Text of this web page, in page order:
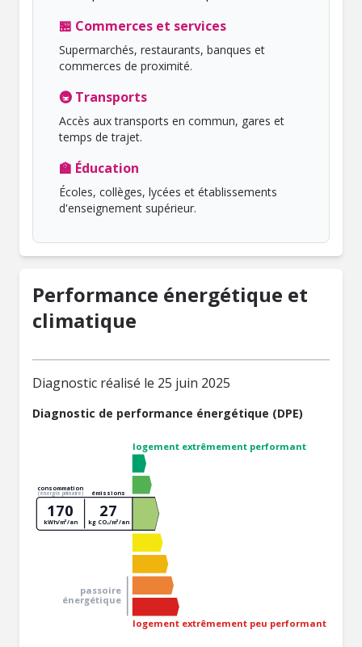
🏪 Commerces et services
Supermarchés, restaurants, banques et
commerces de proximité.
🚇 Transports
Accès aux transports en commun, gares et
temps de trajet.
🏫 Éducation
Écoles, collèges, lycées et établissements
d'enseignement supérieur.
Performance énergétique et
climatique
Diagnostic réalisé le 25 juin 2025
Diagnostic de performance énergétique (DPE)
logement extrêmement performant
logement extrêmement peu performant
passoire
énergétique
consommation
(énergie primaire) émissions
170
kWh/m²/an
27
kg CO₂/m²/an